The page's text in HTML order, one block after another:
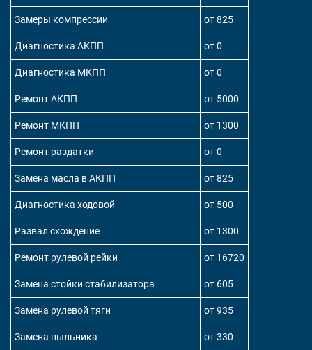
Замеры компрессии от 825
Диагностика АКПП от 0
Диагностика МКПП от 0
Ремонт АКПП от 5000
Ремонт МКПП от 1300
Ремонт раздатки от 0
Замена масла в АКПП от 825
Диагностика ходовой от 500
Развал схождение от 1300
Ремонт рулевой рейки от 16720
Замена стойки стабилизатора от 605
Замена рулевой тяги от 935
Замена пыльника от 330